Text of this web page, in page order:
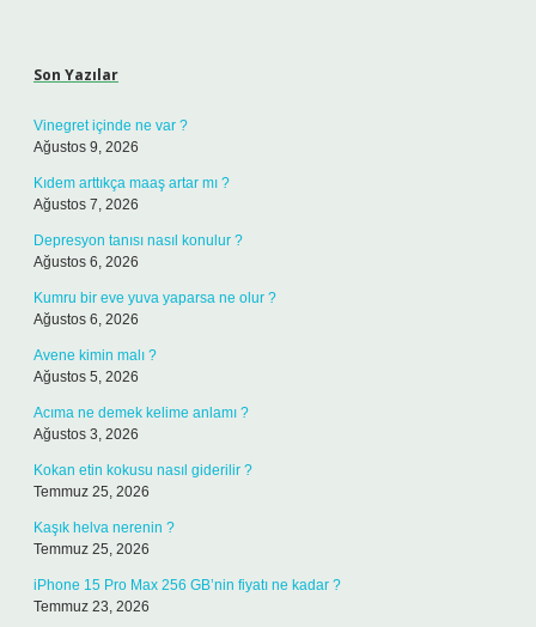
Son Yazılar
Vinegret içinde ne var ?
Ağustos 9, 2026
Kıdem arttıkça maaş artar mı ?
Ağustos 7, 2026
Depresyon tanısı nasıl konulur ?
Ağustos 6, 2026
Kumru bir eve yuva yaparsa ne olur ?
Ağustos 6, 2026
Avene kimin malı ?
Ağustos 5, 2026
Acıma ne demek kelime anlamı ?
Ağustos 3, 2026
Kokan etin kokusu nasıl giderilir ?
Temmuz 25, 2026
Kaşık helva nerenin ?
Temmuz 25, 2026
iPhone 15 Pro Max 256 GB’nin fiyatı ne kadar ?
Temmuz 23, 2026